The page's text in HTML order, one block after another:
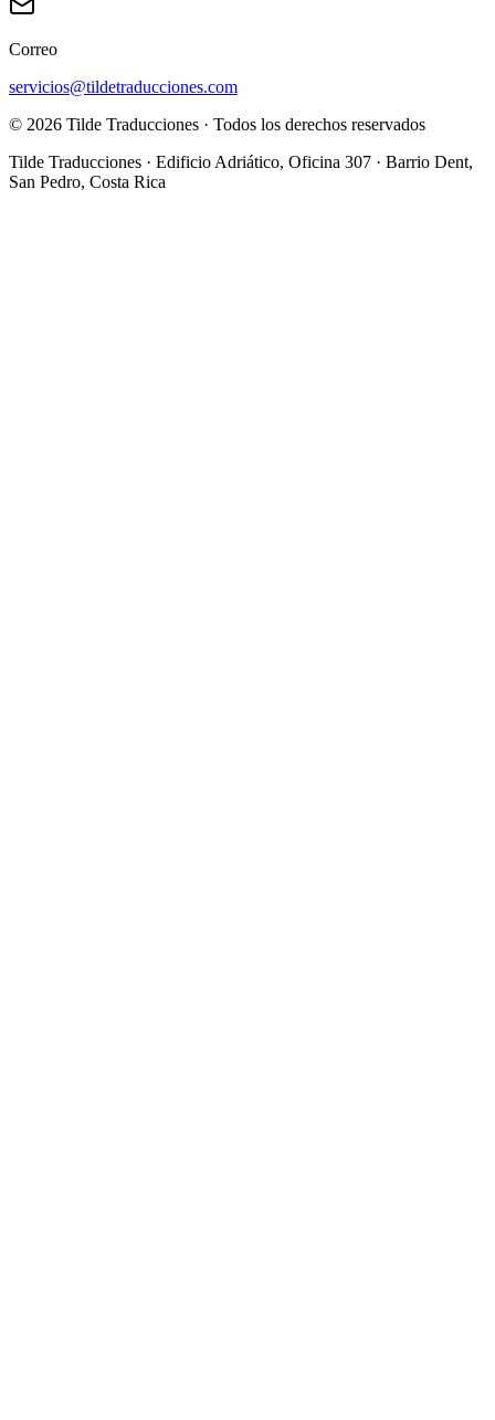
Correo
servicios@tildetraducciones.com
© 2026 Tilde Traducciones · Todos los derechos reservados
Tilde Traducciones · Edificio Adriático, Oficina 307 · Barrio Dent,
San Pedro, Costa Rica